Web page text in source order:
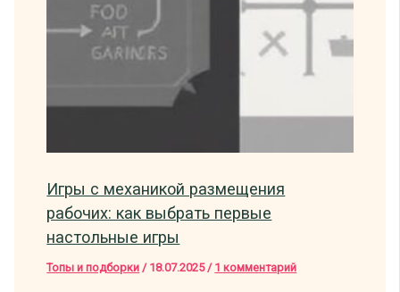
Игры с механикой размещения
рабочих: как выбрать первые
настольные игры
Топы и подборки / 18.07.2025 / 1 комментарий